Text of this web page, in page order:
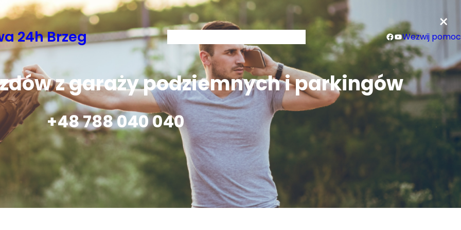
24h Brzeg Facebook
YouTube
Wezwij pomoc
z garaży podziemnych i parkingów
+48 788 040 040
×